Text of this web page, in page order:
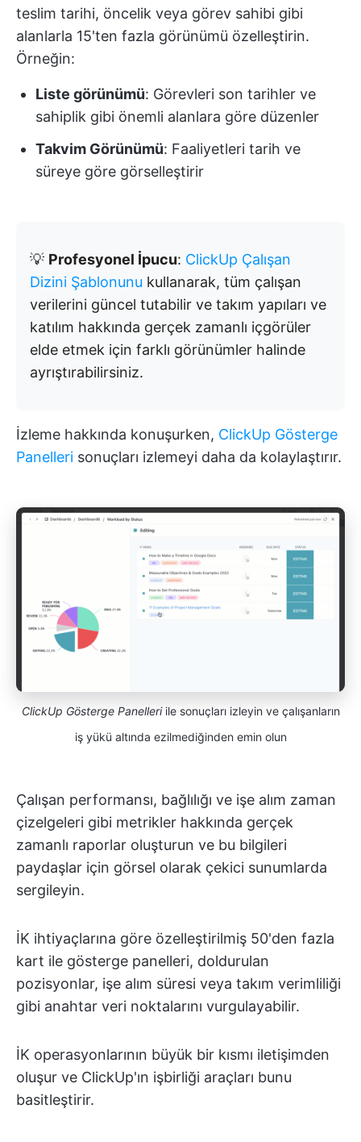
teslim tarihi, öncelik veya görev sahibi gibi
alanlarla 15'ten fazla görünümü özelleştirin.
Örneğin:
Liste görünümü: Görevleri son tarihler ve
sahiplik gibi önemli alanlara göre düzenler
Takvim Görünümü: Faaliyetleri tarih ve
süreye göre görselleştirir
💡 Profesyonel İpucu: ClickUp Çalışan
Dizini Şablonunu kullanarak, tüm çalışan
verilerini güncel tutabilir ve takım yapıları ve
katılım hakkında gerçek zamanlı içgörüler
elde etmek için farklı görünümler halinde
ayrıştırabilirsiniz.
İzleme hakkında konuşurken, ClickUp Gösterge
Panelleri sonuçları izlemeyi daha da kolaylaştırır.
ClickUp Gösterge Panelleriile sonuçları izleyin ve çalışanların
iş yükü altında ezilmediğinden emin olun
Çalışan performansı, bağlılığı ve işe alım zaman
çizelgeleri gibi metrikler hakkında gerçek
zamanlı raporlar oluşturun ve bu bilgileri
paydaşlar için görsel olarak çekici sunumlarda
sergileyin.
İK ihtiyaçlarına göre özelleştirilmiş 50'den fazla
kart ile gösterge panelleri, doldurulan
pozisyonlar, işe alım süresi veya takım verimliliği
gibi anahtar veri noktalarını vurgulayabilir.
İK operasyonlarının büyük bir kısmı iletişimden
oluşur ve ClickUp'ın işbirliği araçları bunu
basitleştirir.